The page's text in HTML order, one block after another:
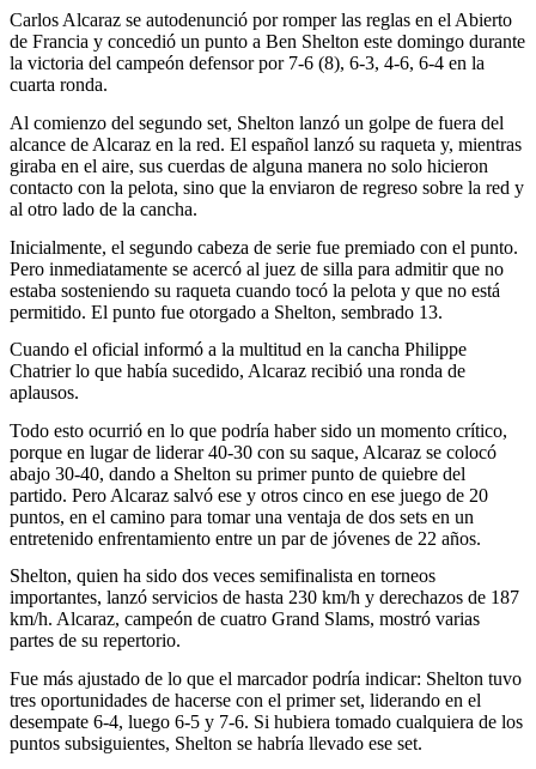
Carlos Alcaraz se autodenunció por romper las reglas en el Abierto
de Francia y concedió un punto a Ben Shelton este domingo durante
la victoria del campeón defensor por 7-6 (8), 6-3, 4-6, 6-4 en la
cuarta ronda.
Al comienzo del segundo set, Shelton lanzó un golpe de fuera del
alcance de Alcaraz en la red. El español lanzó su raqueta y, mientras
giraba en el aire, sus cuerdas de alguna manera no solo hicieron
contacto con la pelota, sino que la enviaron de regreso sobre la red y
al otro lado de la cancha.
Inicialmente, el segundo cabeza de serie fue premiado con el punto.
Pero inmediatamente se acercó al juez de silla para admitir que no
estaba sosteniendo su raqueta cuando tocó la pelota y que no está
permitido. El punto fue otorgado a Shelton, sembrado 13.
Cuando el oficial informó a la multitud en la cancha Philippe
Chatrier lo que había sucedido, Alcaraz recibió una ronda de
aplausos.
Todo esto ocurrió en lo que podría haber sido un momento crítico,
porque en lugar de liderar 40-30 con su saque, Alcaraz se colocó
abajo 30-40, dando a Shelton su primer punto de quiebre del
partido. Pero Alcaraz salvó ese y otros cinco en ese juego de 20
puntos, en el camino para tomar una ventaja de dos sets en un
entretenido enfrentamiento entre un par de jóvenes de 22 años.
Shelton, quien ha sido dos veces semifinalista en torneos
importantes, lanzó servicios de hasta 230 km/h y derechazos de 187
km/h. Alcaraz, campeón de cuatro Grand Slams, mostró varias
partes de su repertorio.
Fue más ajustado de lo que el marcador podría indicar: Shelton tuvo
tres oportunidades de hacerse con el primer set, liderando en el
desempate 6-4, luego 6-5 y 7-6. Si hubiera tomado cualquiera de los
puntos subsiguientes, Shelton se habría llevado ese set.